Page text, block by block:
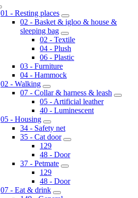
01 - Resting places
02 - Basket & igloo & house &
sleeping bag
02 - Textile
04 - Plush
06 - Plastic
03 - Furniture
04 - Hammock
02 - Walking
07 - Collar & harness & leash
05 - Artificial leather
40 - Luminescent
05 - Housing
34 - Safety net
35 - Cat door
129
48 - Door
37 - Petmate
129
48 - Door
07 - Eat & drink